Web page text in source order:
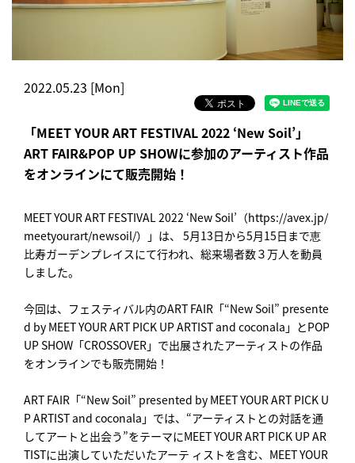
2022.05.23 [Mon]
「MEET YOUR ART FESTIVAL 2022 ‘New Soil’」
ART FAIR&POP UP SHOWに参加のアーティスト作品
をオンラインにて販売開始！
MEET YOUR ART FESTIVAL 2022 ‘New Soil’（https://avex.jp/
meetyourart/newsoil/）」は、 5月13日から5月15日まで恵
比寿ガーデンプレイスにて行われ、総来場者数３万人を動員
しました。
今回は、フェスティバル内のART FAIR「“New Soil” presente
d by MEET YOUR ART PICK UP ARTIST and coconala」とPOP
UP SHOW「CROSSOVER」で出展されたアーティストの作品
をオンラインでも販売開始！
ART FAIR「“New Soil” presented by MEET YOUR ART PICK U
P ARTIST and coconala」では、“アーティストとの対話を通
してアートと出会う”をテーマにMEET YOUR ART PICK UP AR
TISTに出演していただいたアーテ ィストを含む、MEET YOUR